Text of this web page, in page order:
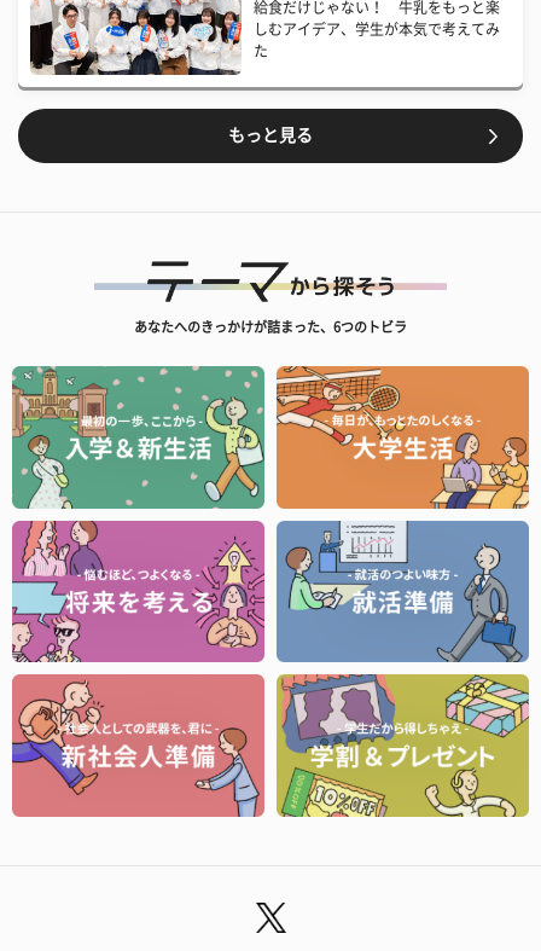
給食だけじゃない！ 牛乳をもっと楽
しむアイデア、学生が本気で考えてみ
た
もっと見る
あなたへのきっかけが詰まった、6つのトビラ